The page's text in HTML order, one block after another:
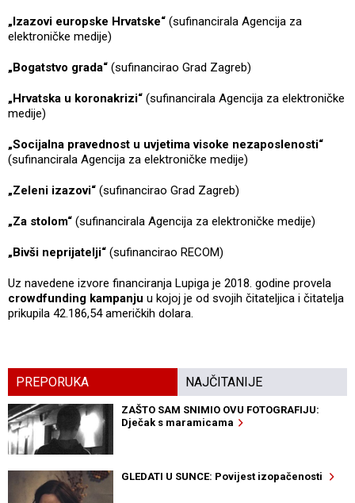
„Izazovi europske Hrvatske“ (sufinancirala Agencija za
elektroničke medije)
„Bogatstvo grada“ (sufinancirao Grad Zagreb)
„Hrvatska u koronakrizi“ (sufinancirala Agencija za elektroničke
medije)
„Socijalna pravednost u uvjetima visoke nezaposlenosti“
(sufinancirala Agencija za elektroničke medije)
„Zeleni izazovi“ (sufinancirao Grad Zagreb)
„Za stolom“ (sufinancirala Agencija za elektroničke medije)
„Bivši neprijatelji“ (sufinancirao RECOM)
Uz navedene izvore financiranja Lupiga je 2018. godine provela
crowdfunding kampanju u kojoj je od svojih čitateljica i čitatelja
prikupila 42.186,54 američkih dolara.
PREPORUKA NAJČITANIJE
ZAŠTO SAM SNIMIO OVU FOTOGRAFIJU:
Dječak s maramicama
GLEDATI U SUNCE: Povijest izopačenosti